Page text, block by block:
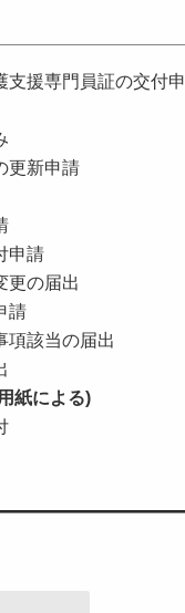
支援専門員証の交付申
更新申請
申請
更の届出
請
項該当の届出
紙による)